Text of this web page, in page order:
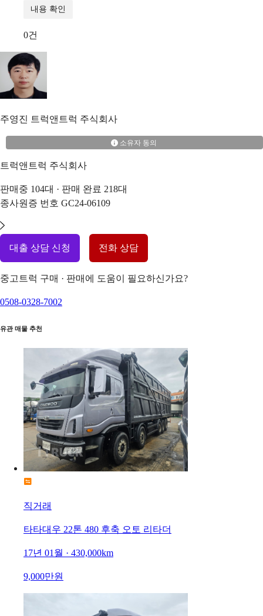
내용 확인
0건
주영진 트럭앤트럭 주식회사
소유자 동의
트럭앤트럭 주식회사
판매중 104대 · 판매 완료 218대
종사원증 번호 GC24-06109
대출 상담 신청 전화 상담
중고트럭 구매 · 판매에 도움이 필요하신가요?
0508-0328-7002
유관 매물 추천
직거래
타타대우 22톤 480 후축 오토 리타더
17년 01월 · 430,000km
9,000만원